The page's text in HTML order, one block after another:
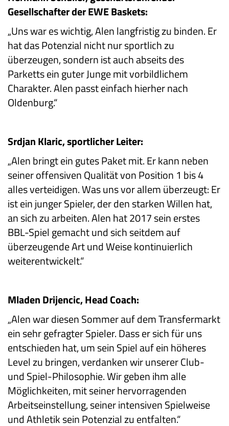
Gesellschafter der EWE Baskets:
„Uns war es wichtig, Alen langfristig zu binden. Er
hat das Potenzial nicht nur sportlich zu
überzeugen, sondern ist auch abseits des
Parketts ein guter Junge mit vorbildlichem
Charakter. Alen passt einfach hierher nach
Oldenburg.“
Srdjan Klaric, sportlicher Leiter:
„Alen bringt ein gutes Paket mit. Er kann neben
seiner offensiven Qualität von Position 1 bis 4
alles verteidigen. Was uns vor allem überzeugt: Er
ist ein junger Spieler, der den starken Willen hat,
an sich zu arbeiten. Alen hat 2017 sein erstes
BBL-Spiel gemacht und sich seitdem auf
überzeugende Art und Weise kontinuierlich
weiterentwickelt.“
Mladen Drijencic, Head Coach:
„Alen war diesen Sommer auf dem Transfermarkt
ein sehr gefragter Spieler. Dass er sich für uns
entschieden hat, um sein Spiel auf ein höheres
Level zu bringen, verdanken wir unserer Club-
und Spiel-Philosophie. Wir geben ihm alle
Möglichkeiten, mit seiner hervorragenden
Arbeitseinstellung, seiner intensiven Spielweise
und Athletik sein Potenzial zu entfalten.“